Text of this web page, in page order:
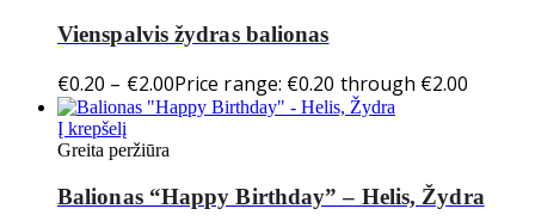
Vienspalvis žydras balionas
€0.20 – €2.00Price range: €0.20 through €2.00
Į krepšelį
Greita peržiūra
Balionas “Happy Birthday” – Helis, Žydra